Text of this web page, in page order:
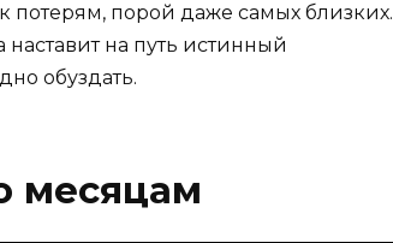
потерям, порой даже самых близких.
на путь истинный
обуздать.
месяцам